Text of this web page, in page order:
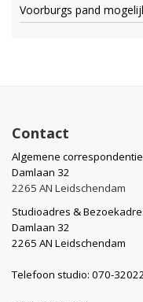
Voorburgs pand
Contact
Algemene correspondentie
Damlaan 32
2265 AN Leidschendam
Studioadres &
Damlaan 32
2265 AN Leidschendam
Telefoon studio: 070-